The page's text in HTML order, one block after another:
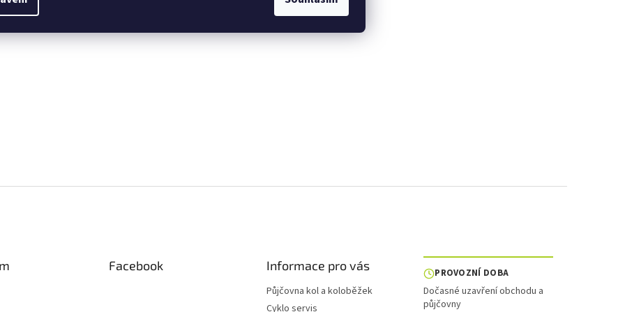
Facebook Informace pro vás
Půjčovna kol a koloběžek
Cyklo servis
PROVOZNÍ DOBA
Dočasné uzavření obchodu a
půjčovny